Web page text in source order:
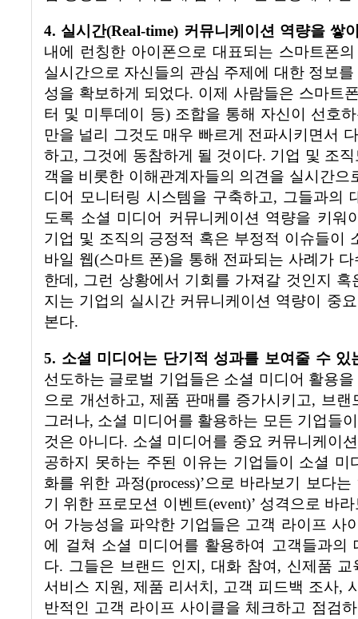
4. 실시간(Real-time) 커뮤니케이션 역량을 쌓
내에 런칭한 아이폰으로 대표되는 스마트폰
실시간으로 자신들의 관심 주제에 대한 정보
성을 확보하게 되었다. 이제 사람들은 스마트
터 및 미투데이 등) 조합을 통해 자신이 선호
만을 널리 그것도 매우 빠르게 전파시키면서
하고, 그것에 동참하게 될 것이다. 기업 및 조
객을 비롯한 이해관계자들의 의견을 실시간으
디어 모니터링 시스템을 구축하고, 그들과의
도록 소셜 미디어 커뮤니케이션 역량을 키워
기업 및 조직의 긍정적 혹은 부정적 이슈들이
바일 웹(스마트 폰)을 통해 전파되는 사례가
한데 , 그런 상황에서 기회를 가져갈 것인지
지는 기업의 실시간 커뮤니케이션 역량이 중
본다.
5. 소셜 미디어는 단기적 성과를 보여줄 수 있
선도하는 글로벌 기업들은 소셜 미디어 활용
으로 개선하고,제품 판매를 증가시키고, 브랜
그러나, 소셜 미디어를 활용하는 모든 기업들
것은 아니다. 소셜 미디어를 중요 커뮤니케이
공하지 못하는 주된 이유는 기업들이 소셜 미
화를 위한 과정(process)’으로 바라보기 보다는
기 위한 프로모션 이벤트(event)’ 성격으로 바
어 가능성을 파악한 기업들은 고객 라이프 사
에 걸쳐 소셜 미디어를 활용하여 고객들과의
다. 그들은 브랜드 인지 , 대화 참여 , 신제품 교
서비스 지원 , 제품 리서치 , 고객 피드백 조사,
반적인 고객 라이프 사이클을 체크하고 점검